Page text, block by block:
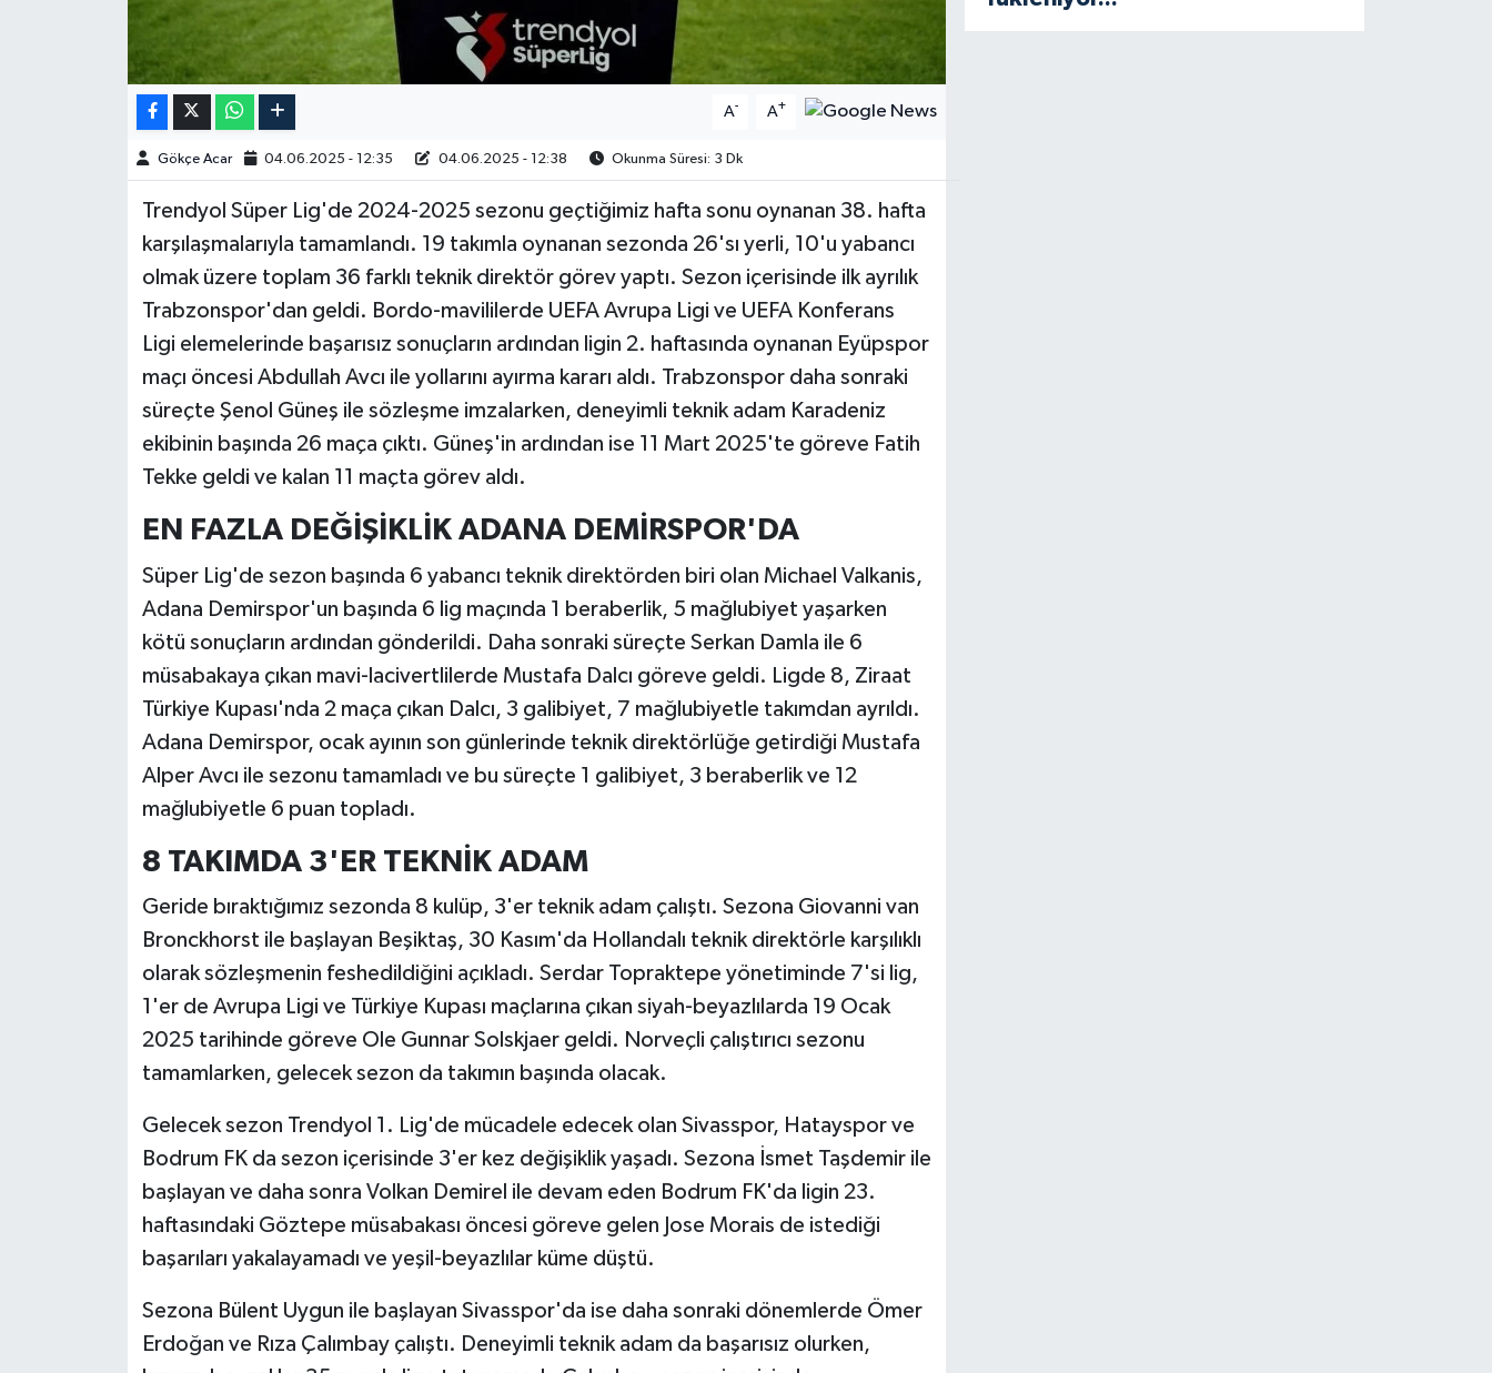
A- A+
Gökçe Acar 04.06.2025 - 12:35 04.06.2025 - 12:38 Okunma Süresi: 3 Dk
Trendyol Süper Lig'de 2024-2025 sezonu geçtiğimiz hafta sonu oynanan 38. hafta
karşılaşmalarıyla tamamlandı. 19 takımla oynanan sezonda 26'sı yerli, 10'u yabancı
olmak üzere toplam 36 farklı teknik direktör görev yaptı. Sezon içerisinde ilk ayrılık
Trabzonspor'dan geldi. Bordo-mavililerde UEFA Avrupa Ligi ve UEFA Konferans
Ligi elemelerinde başarısız sonuçların ardından ligin 2. haftasında oynanan Eyüpspor
maçı öncesi Abdullah Avcı ile yollarını ayırma kararı aldı. Trabzonspor daha sonraki
süreçte Şenol Güneş ile sözleşme imzalarken, deneyimli teknik adam Karadeniz
ekibinin başında 26 maça çıktı. Güneş'in ardından ise 11 Mart 2025'te göreve Fatih
Tekke geldi ve kalan 11 maçta görev aldı.
EN FAZLA DEĞİŞİKLİK ADANA DEMİRSPOR'DA
Süper Lig'de sezon başında 6 yabancı teknik direktörden biri olan Michael Valkanis,
Adana Demirspor'un başında 6 lig maçında 1 beraberlik, 5 mağlubiyet yaşarken
kötü sonuçların ardından gönderildi. Daha sonraki süreçte Serkan Damla ile 6
müsabakaya çıkan mavi-lacivertlilerde Mustafa Dalcı göreve geldi. Ligde 8, Ziraat
Türkiye Kupası'nda 2 maça çıkan Dalcı, 3 galibiyet, 7 mağlubiyetle takımdan ayrıldı.
Adana Demirspor, ocak ayının son günlerinde teknik direktörlüğe getirdiği Mustafa
Alper Avcı ile sezonu tamamladı ve bu süreçte 1 galibiyet, 3 beraberlik ve 12
mağlubiyetle 6 puan topladı.
8 TAKIMDA 3'ER TEKNİK ADAM
Geride bıraktığımız sezonda 8 kulüp, 3'er teknik adam çalıştı. Sezona Giovanni van
Bronckhorst ile başlayan Beşiktaş, 30 Kasım'da Hollandalı teknik direktörle karşılıklı
olarak sözleşmenin feshedildiğini açıkladı. Serdar Topraktepe yönetiminde 7'si lig,
1'er de Avrupa Ligi ve Türkiye Kupası maçlarına çıkan siyah-beyazlılarda 19 Ocak
2025 tarihinde göreve Ole Gunnar Solskjaer geldi. Norveçli çalıştırıcı sezonu
tamamlarken, gelecek sezon da takımın başında olacak.
Gelecek sezon Trendyol 1. Lig'de mücadele edecek olan Sivasspor, Hatayspor ve
Bodrum FK da sezon içerisinde 3'er kez değişiklik yaşadı. Sezona İsmet Taşdemir ile
başlayan ve daha sonra Volkan Demirel ile devam eden Bodrum FK'da ligin 23.
haftasındaki Göztepe müsabakası öncesi göreve gelen Jose Morais de istediği
başarıları yakalayamadı ve yeşil-beyazlılar küme düştü.
Sezona Bülent Uygun ile başlayan Sivasspor'da ise daha sonraki dönemlerde Ömer
Erdoğan ve Rıza Çalımbay çalıştı. Deneyimli teknik adam da başarısız olurken,
Kim kimdir?
Kültür Sanat
Yaşam-Çevre